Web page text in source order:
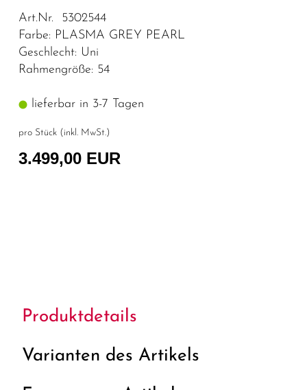
Art.Nr. 5302544
Farbe: PLASMA GREY PEARL
Geschlecht: Uni
Rahmengröße: 54
lieferbar in 3-7 Tagen
pro Stück (inkl. MwSt.)
3.499,00 EUR
Produktdetails
Varianten des Artikels